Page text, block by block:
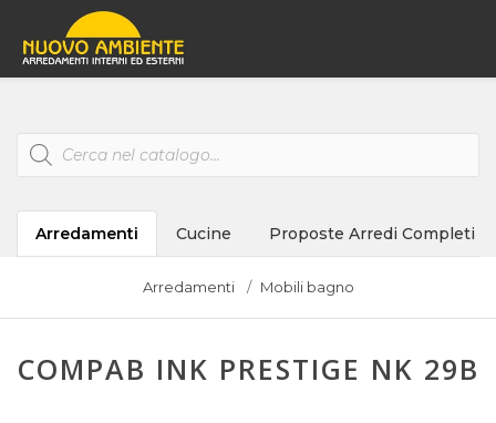
Products
search
Arredamenti Cucine Proposte Arredi Completi
Arredamenti Mobili bagno
COMPAB INK PRESTIGE NK 29B